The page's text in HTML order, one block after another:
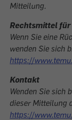
Mitteilung.
Rechtsmittel
Wenn Sie eine
wenden Sie sich
https://
Kontakt
Wenden Sie sich
dieser Mitteilung
https://